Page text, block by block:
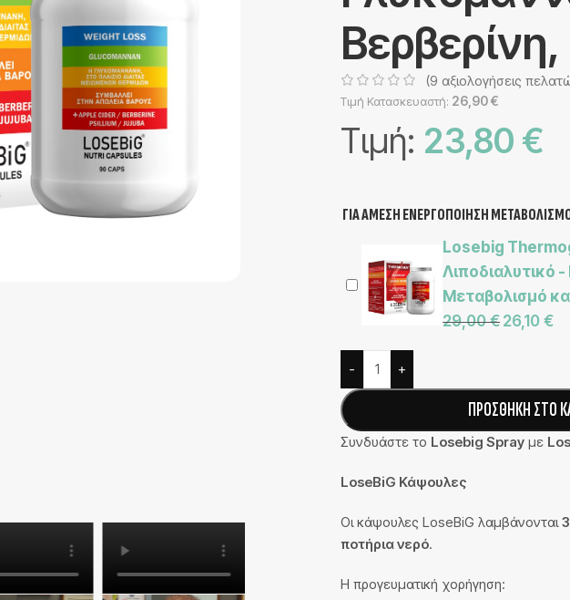
(9 αξιολογήσεις
Τιμή Κατασκευαστή: 26,90€
Τιμή: 23,80€
ΓΙΑ ΑΜΕΣΗ ΕΝΕΡΓΟΠΟΙΗΣΗ
Losebig
Λιποδιαλυτικό -
Μεταβολισμό
29,00€ 26,10€
- +
ΠΡΟΣΘΉΚΗ ΣΤΟ
Συνδυάστε το Losebig Spray με
LoseBiG Κάψουλες
Οι κάψουλες LoseBiG λαμβάνονται
ποτήρια νερό.
Η προγευματική χορήγηση: